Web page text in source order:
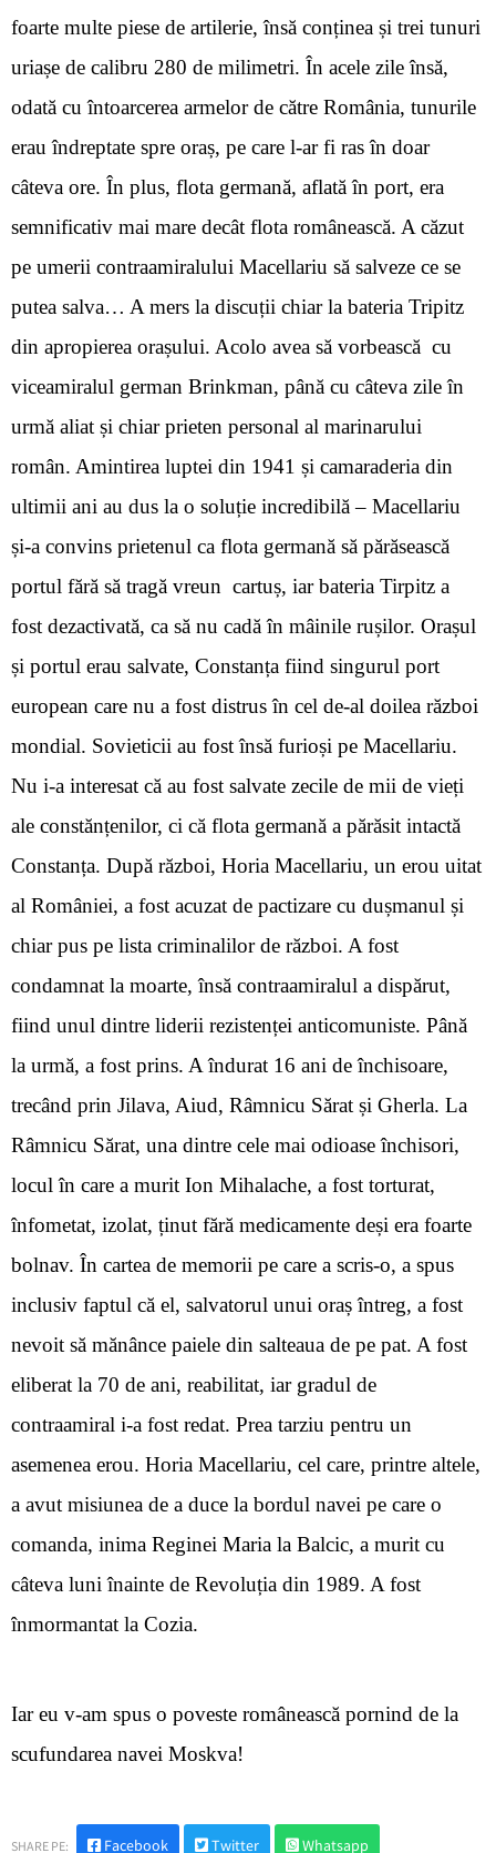
foarte multe piese de artilerie, însă conținea și trei tunuri
uriașe de calibru 280 de milimetri. În acele zile însă,
odată cu întoarcerea armelor de către România, tunurile
erau îndreptate spre oraș, pe care l-ar fi ras în doar
câteva ore. În plus, flota germană, aflată în port, era
semnificativ mai mare decât flota românească. A căzut
pe umerii contraamiralului Macellariu să salveze ce se
putea salva… A mers la discuții chiar la bateria Tripitz
din apropierea orașului. Acolo avea să vorbească cu
viceamiralul german Brinkman, până cu câteva zile în
urmă aliat și chiar prieten personal al marinarului
român. Amintirea luptei din 1941 și camaraderia din
ultimii ani au dus la o soluție incredibilă – Macellariu
și-a convins prietenul ca flota germană să părăsească
portul fără să tragă vreun cartuș, iar bateria Tirpitz a
fost dezactivată, ca să nu cadă în mâinile rușilor. Orașul
și portul erau salvate, Constanța fiind singurul port
european care nu a fost distrus în cel de-al doilea război
mondial. Sovieticii au fost însă furioși pe Macellariu.
Nu i-a interesat că au fost salvate zecile de mii de vieți
ale constănțenilor, ci că flota germană a părăsit intactă
Constanța. După război, Horia Macellariu, un erou uitat
al României, a fost acuzat de pactizare cu dușmanul și
chiar pus pe lista criminalilor de război. A fost
condamnat la moarte, însă contraamiralul a dispărut,
fiind unul dintre liderii rezistenței anticomuniste. Până
la urmă, a fost prins. A îndurat 16 ani de închisoare,
trecând prin Jilava, Aiud, Râmnicu Sărat și Gherla. La
Râmnicu Sărat, una dintre cele mai odioase închisori,
locul în care a murit Ion Mihalache, a fost torturat,
înfometat, izolat, ținut fără medicamente deși era foarte
bolnav. În cartea de memorii pe care a scris-o, a spus
inclusiv faptul că el, salvatorul unui oraș întreg, a fost
nevoit să mănânce paiele din salteaua de pe pat. A fost
eliberat la 70 de ani, reabilitat, iar gradul de
contraamiral i-a fost redat. Prea tarziu pentru un
asemenea erou. Horia Macellariu, cel care, printre altele,
a avut misiunea de a duce la bordul navei pe care o
comanda, inima Reginei Maria la Balcic, a murit cu
câteva luni înainte de Revoluția din 1989. A fost
înmormantat la Cozia.
Iar eu v-am spus o poveste românească pornind de la
scufundarea navei Moskva!
SHARE PE: Facebook Twitter Whatsapp